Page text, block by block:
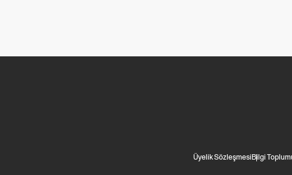
Üyelik SözleşmesiBilgi